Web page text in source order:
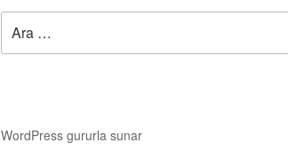
WordPress gururla sunar